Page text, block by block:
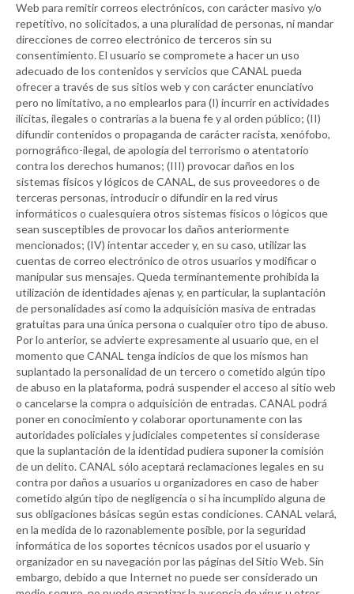
Web para remitir correos electrónicos, con carácter masivo y/o
repetitivo, no solicitados, a una pluralidad de personas, ni mandar
direcciones de correo electrónico de terceros sin su
consentimiento. El usuario se compromete a hacer un uso
adecuado de los contenidos y servicios queCANAL pueda
ofrecer a través de sus sitios web y con carácter enunciativo
pero no limitativo, a no emplearlos para (I) incurrir en actividades
ilícitas, ilegales o contrarias a la buena fe y al orden público; (II)
difundir contenidos o propaganda de carácter racista, xenófobo,
pornográfico-ilegal, de apología del terrorismo o atentatorio
contra los derechos humanos; (III) provocar daños en los
sistemas físicos y lógicos deCANAL , de sus proveedores o de
terceras personas, introducir o difundir en la red virus
informáticos o cualesquiera otros sistemas físicos o lógicos que
sean susceptibles de provocar los daños anteriormente
mencionados; (IV) intentar acceder y, en su caso, utilizar las
cuentas de correo electrónico de otros usuarios y modificar o
manipular sus mensajes. Queda terminantemente prohibida la
utilización de identidades ajenas y, en particular, la suplantación
de personalidades así como la adquisición masiva de entradas
gratuitas para una única persona o cualquier otro tipo de abuso.
Por lo anterior, se advierte expresamente al usuario que, en el
momento queCANAL tenga indicios de que los mismos han
suplantado la personalidad de un tercero o cometido algún tipo
de abuso en la plataforma, podrá suspender el acceso al sitio web
o cancelarse la compra o adquisición de entradas.CANAL podrá
poner en conocimiento y colaborar oportunamente con las
autoridades policiales y judiciales competentes si considerase
que la suplantación de la identidad pudiera suponer la comisión
de un delito.CANAL sólo aceptará reclamaciones legales en su
contra por daños a usuarios u organizadores en caso de haber
cometido algún tipo de negligencia o si ha incumplido alguna de
sus obligaciones básicas según estas condiciones.CANAL velará,
en la medida de lo razonablemente posible, por la seguridad
informática de los soportes técnicos usados por el usuario y
organizador en su navegación por las páginas del Sitio Web. Sin
embargo, debido a que Internet no puede ser considerado un